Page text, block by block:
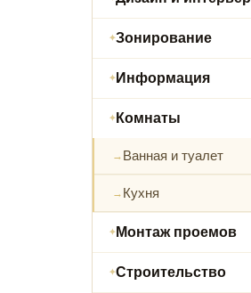
Зонирование
Информация
Комнаты
Ванная и туалет
Кухня
Монтаж проемов
Строительство